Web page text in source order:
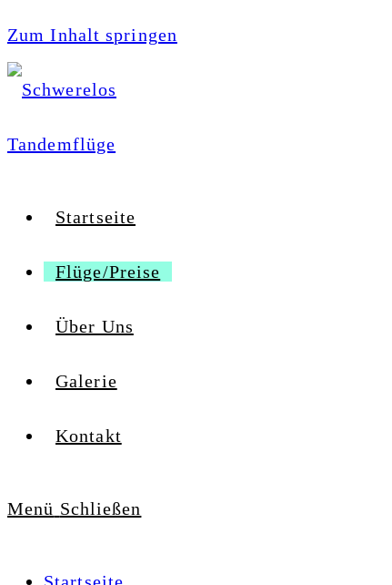
Zum Inhalt springen
Startseite
Flüge/Preise
Über Uns
Galerie
Kontakt
Menü Schließen